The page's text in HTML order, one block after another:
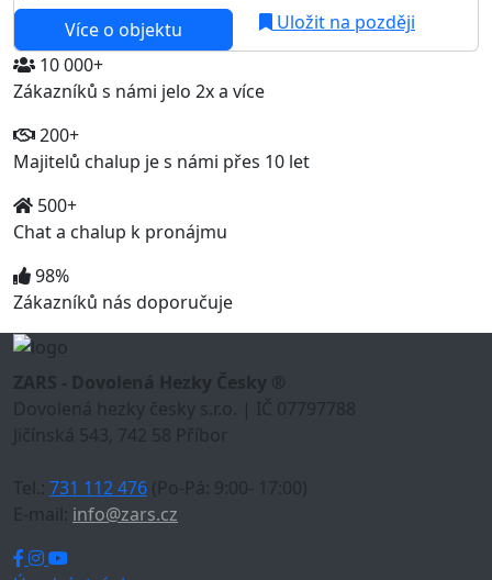
Více o objektu
Uložit na později
10 000+
Zákazníků s námi jelo 2x a více
200+
Majitelů chalup je s námi přes 10 let
500+
Chat a chalup k pronájmu
98%
Zákazníků nás doporučuje
ZARS - Dovolená Hezky Česky ®
Dovolená hezky česky s.r.o. | IČ 07797788
Jičínská 543, 742 58 Příbor
Tel.: 731 112 476 (Po-Pá: 9:00- 17:00)
E-mail: info@zars.cz